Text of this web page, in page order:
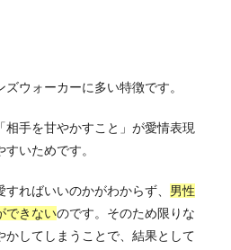
ウォーカーに多い特徴です。
相手を甘やかすこと」が愛情表現
いためです。
ればいいのかがわからず、 男性
できないのです。そのため限りな
かしてしまうことで、結果として